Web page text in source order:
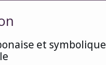
et symbolique